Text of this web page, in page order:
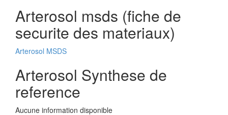
Arterosol msds (fiche de
securite des materiaux)
Arterosol MSDS
Arterosol Synthese de
reference
Aucune information disponible